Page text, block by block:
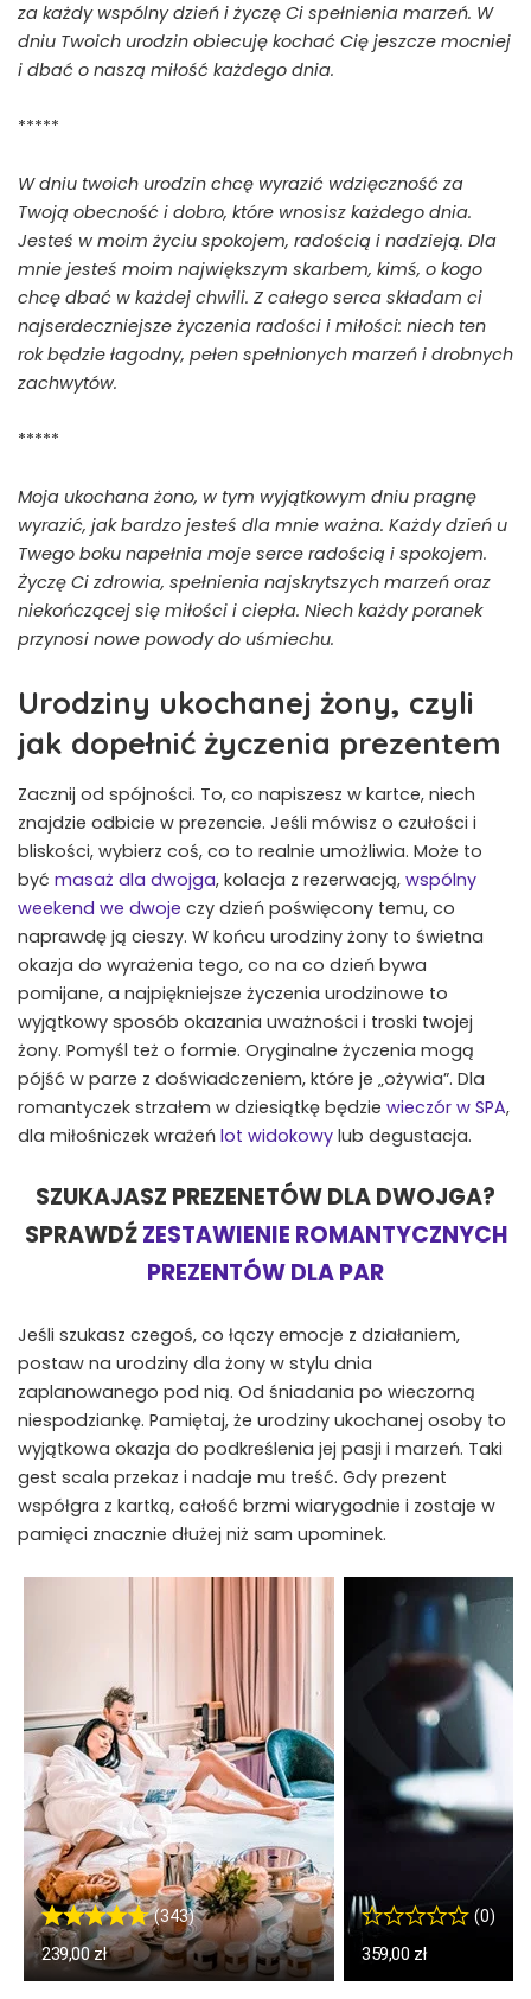
za każdy wspólny dzień i życzę Ci spełnienia marzeń. W
dniu Twoich urodzin obiecuję kochać Cię jeszcze mocniej
i dbać o naszą miłość każdego dnia.
*****
W dniu twoich urodzin chcę wyrazić wdzięczność za
Twoją obecność i dobro, które wnosisz każdego dnia.
Jesteś w moim życiu spokojem, radością i nadzieją. Dla
mnie jesteś moim największym skarbem, kimś, o kogo
chcę dbać w każdej chwili. Z całego serca składam ci
najserdeczniejsze życzenia radości i miłości: niech ten
rok będzie łagodny, pełen spełnionych marzeń i drobnych
zachwytów.
*****
Moja ukochana żono, w tym wyjątkowym dniu pragnę
wyrazić, jak bardzo jesteś dla mnie ważna. Każdy dzień u
Twego boku napełnia moje serce radością i spokojem.
Życzę Ci zdrowia, spełnienia najskrytszych marzeń oraz
niekończącej się miłości i ciepła. Niech każdy poranek
przynosi nowe powody do uśmiechu.
Urodziny ukochanej żony, czyli
jak dopełnić życzenia prezentem
Zacznij od spójności. To, co napiszesz w kartce, niech
znajdzie odbicie w prezencie. Jeśli mówisz o czułości i
bliskości, wybierz coś, co to realnie umożliwia. Może to
być masaż dla dwojga, kolacja z rezerwacją, wspólny
weekend we dwoje czy dzień poświęcony temu, co
naprawdę ją cieszy. W końcu urodziny żony to świetna
okazja do wyrażenia tego, co na co dzień bywa
pomijane, a najpiękniejsze życzenia urodzinowe to
wyjątkowy sposób okazania uważności i troski twojej
żony. Pomyśl też o formie. Oryginalne życzenia mogą
pójść w parze z doświadczeniem, które je „ożywia”. Dla
romantyczek strzałem w dziesiątkę będzie wieczór w SPA,
dla miłośniczek wrażeń lot widokowy lub degustacja.
SZUKAJASZ PREZENETÓW DLA DWOJGA?
SPRAWDŹZESTAWIENIE ROMANTYCZNYCH
PREZENTÓW DLA PAR
Jeśli szukasz czegoś, co łączy emocje z działaniem,
postaw na urodziny dla żony w stylu dnia
zaplanowanego pod nią. Od śniadania po wieczorną
niespodziankę. Pamiętaj, że urodziny ukochanej osoby to
wyjątkowa okazja do podkreślenia jej pasji i marzeń. Taki
gest scala przekaz i nadaje mu treść. Gdy prezent
współgra z kartką, całość brzmi wiarygodnie i zostaje w
pamięci znacznie dłużej niż sam upominek.
(343)
239,00 zł
(0)
359,00 zł